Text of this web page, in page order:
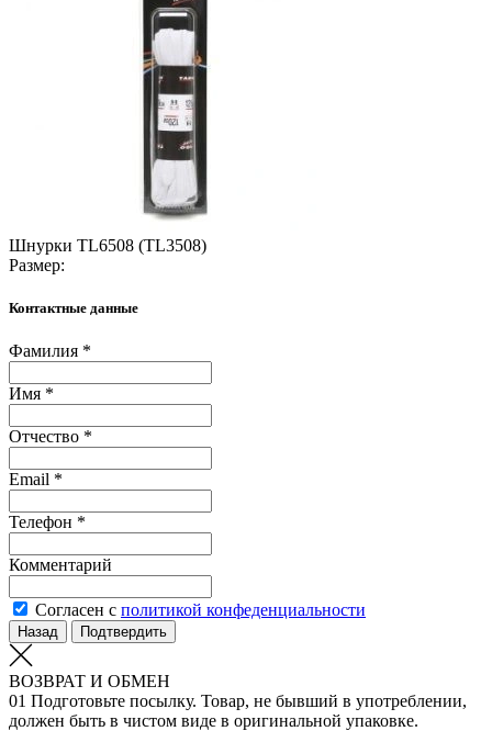
Шнурки TL6508 (TL3508)
Размер:
Контактные данные
Фамилия *
Имя *
Отчество *
Email *
Телефон *
Комментарий
Согласен с политикой конфеденциальности
Назад Подтвердить
ВОЗВРАТ И ОБМЕН
01 Подготовьте посылку. Товар, не бывший в употреблении,
должен быть в чистом виде в оригинальной упаковке.